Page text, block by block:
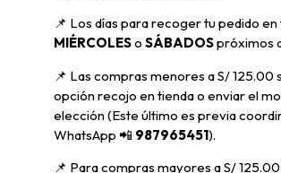
📌 Los días para recoger tu pedido en
MIÉRCOLESo SÁBADOSpróximos
📌 Las compras menores a S/ 125.00
opción recojo en tienda o enviar el
elección (Este último es previa
WhatsApp 📲 987965451).
📌 Para compras mayores a S/